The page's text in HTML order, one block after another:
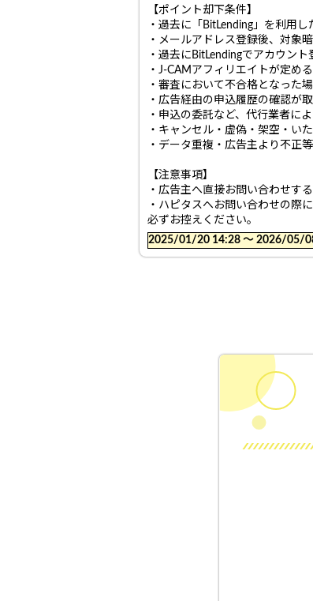
【ポイント却下条件】
・過去に「BitLending」を利用
・メールアドレス登録後、対象
・過去にBitLendingでアカウント
・J-CAMアフィリエイトが定め
・審査において不合格となった
・広告経由の申込履歴の確認が
・申込の委託など、代行業者に
・キャンセル・虚偽・架空・い
・データ重複・広告主より不正
【注意事項】
・広告主へ直接お問い合わせす
・ハピタスへお問い合わせの際
必ずお控えください。
2025/01/20 14:28 〜 2026/05/